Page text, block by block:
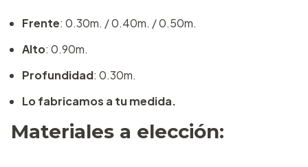
Frente: 0.30m. / 0.40m. / 0.50m.
Alto: 0.90m.
Profundidad: 0.30m.
Lo fabricamos a tu medida.
Materiales a elección: